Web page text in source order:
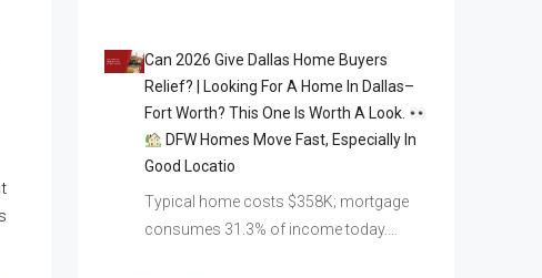
Can 2026 Give Dallas Home Buyers
Relief? | Looking For A Home In Dallas–
Fort Worth? This One Is Worth A Look.
DFW Homes Move Fast, Especially In
Good Locatio
Typical home costs $358K; mortgage
consumes 31.3% of income today.…